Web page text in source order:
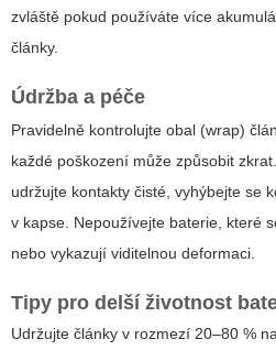
zvláště pokud používáte více
články.
Údržba a péče
Pravidelně kontrolujte obal (wrap)
každé poškození může způsobit
udržujte kontakty čisté, vyhýbejte se
v kapse. Nepoužívejte baterie, které
nebo vykazují viditelnou deformaci.
Tipy pro delší životnost
Udržujte články v rozmezí 20–80 %